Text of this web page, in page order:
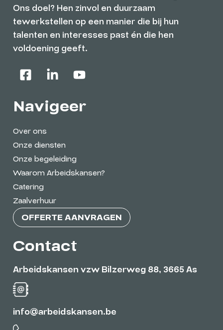
Ons doel? Hen zinvol en duurzaam
tewerkstellen op een manier die bij hun
talenten en interesses past én die hen
voldoening geeft.
Navigeer
Over ons
Onze diensten
Onze begeleiding
Waarom Arbeidskansen?
Catering
Zaalverhuur
OFFERTE AANVRAGEN
Contact
Arbeidskansen vzw Bilzerweg 88, 3665 As
info@arbeidskansen.be